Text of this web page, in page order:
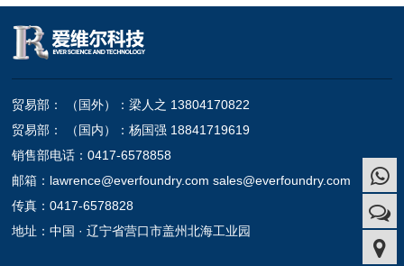
贸易部： （国外）：梁人之 13804170822
贸易部： （国内）：杨国强 18841719619
销售部电话：0417-6578858
邮箱：lawrence@everfoundry.com sales@everfoundry.com
传真：0417-6578828
地址：中国 · 辽宁省营口市盖州北海工业园